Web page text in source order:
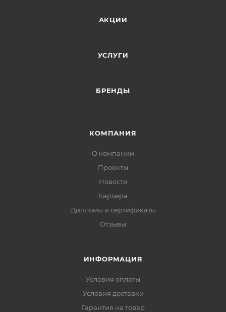
АКЦИИ
УСЛУГИ
БРЕНДЫ
КОМПАНИЯ
О компании
Проекты
Новости
Карьера
Дипломы и сертификаты
Отзывы
ИНФОРМАЦИЯ
Условия оплаты
Условия доставки
Гарантия на товар